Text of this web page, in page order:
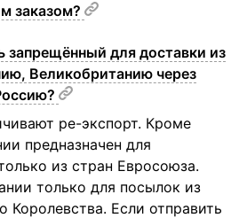
заказом?
для доставки из
Великобританию через
ре-экспорт. Кроме
предназначен для
из стран Евросоюза.
только для посылок из
Королевства. Если отправить